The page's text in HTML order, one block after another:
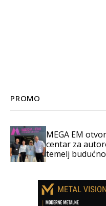
PROMO
MEGA EM
centar za
temelj